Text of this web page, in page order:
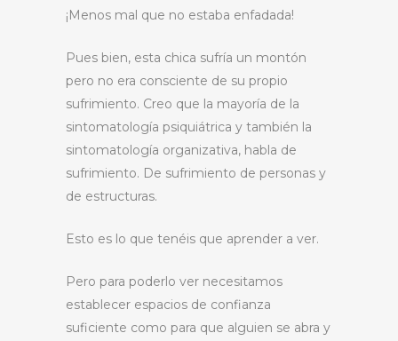
¡Menos mal que no estaba enfadada!
Pues bien, esta chica sufría un montón
pero no era consciente de su propio
sufrimiento. Creo que la mayoría de la
sintomatología psiquiátrica y también la
sintomatología organizativa, habla de
sufrimiento. De sufrimiento de personas y
de estructuras.
Esto es lo que tenéis que aprender a ver.
Pero para poderlo ver necesitamos
establecer espacios de confianza
suficiente como para que alguien se abra y